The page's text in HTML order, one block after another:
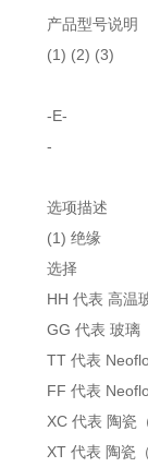
产品型号说明
(1) (2) (3)
-E-
-
选项描述
(1) 绝缘
选择
HH 代表 高温
GG 代表 玻璃
TT 代表
FF 代表
XC 代表 陶瓷
XT 代表 陶瓷